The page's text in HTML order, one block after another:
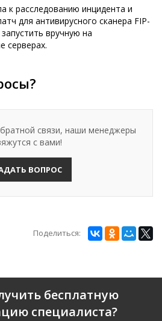
к расследованию инцидента и
для антивирусного сканера FIP-
вручную на
серверах.
связи, наши менеджеры
с вами!
ВОПРОС
Поделиться:
бесплатную
специалиста?